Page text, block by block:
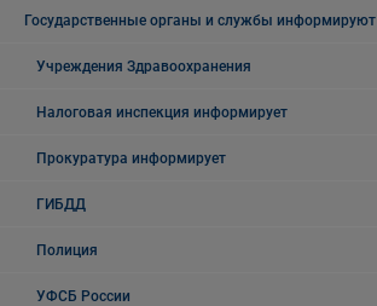
Государственные органы и службы информируют
Учреждения Здравоохранения
Налоговая инспекция информирует
Прокуратура информирует
ГИБДД
Полиция
УФСБ России